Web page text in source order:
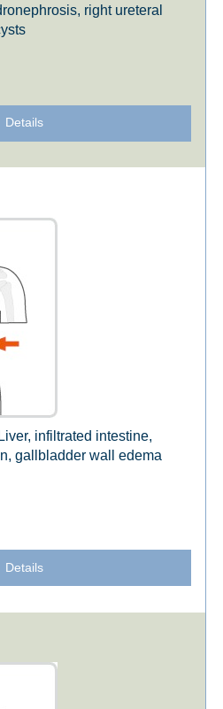
right ureteral
Details
infiltrated intestine,
gallbladder wall edema
Details